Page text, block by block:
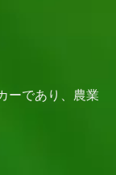
ーであり、農業